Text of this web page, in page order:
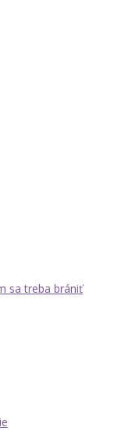
sa treba brániť